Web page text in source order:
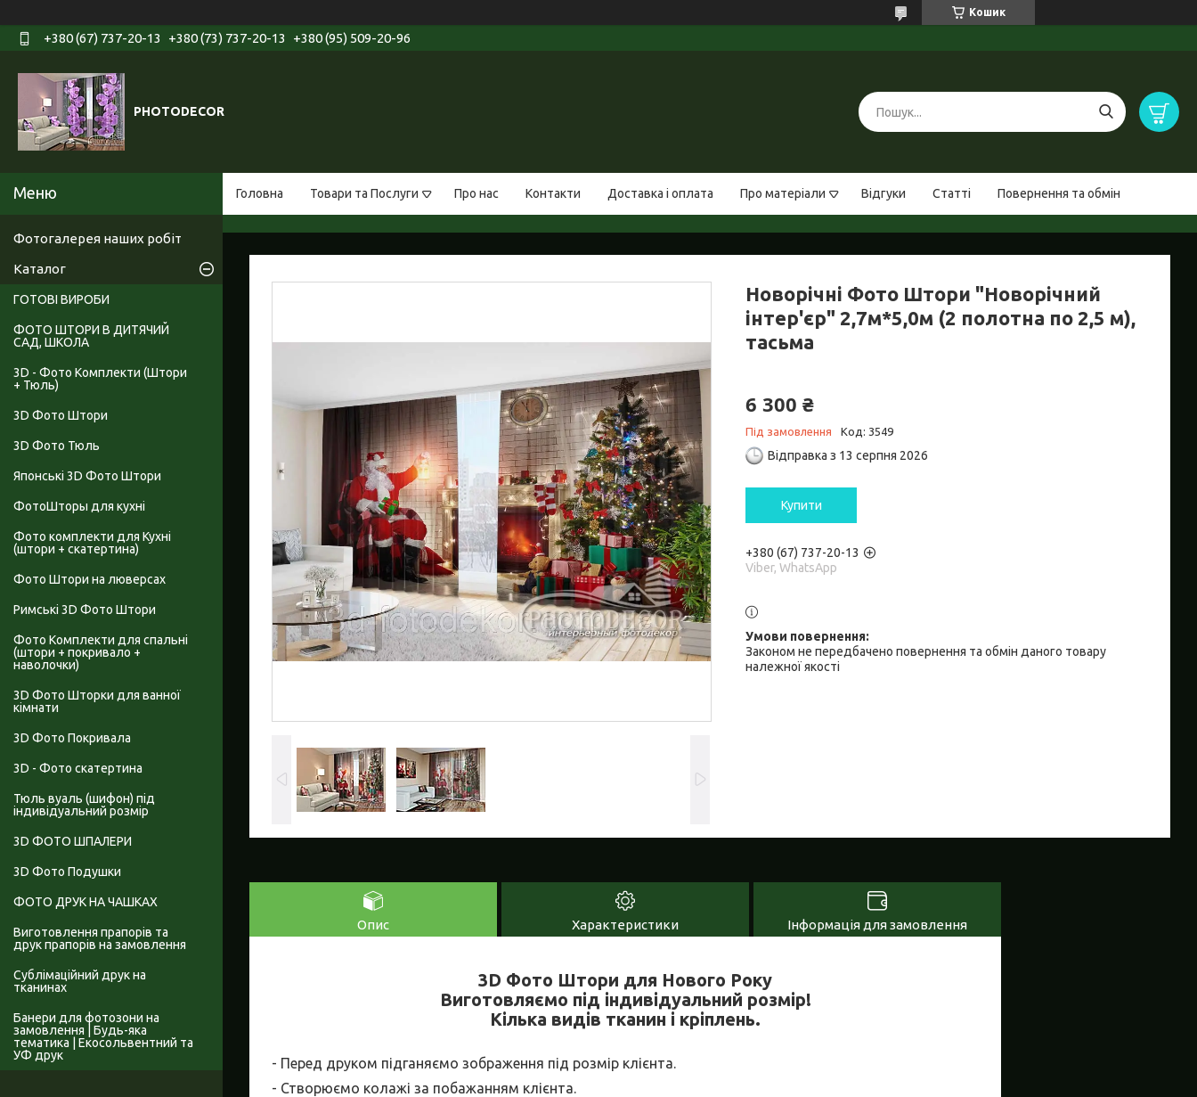
Кошик
+380 (67) 737-20-13 +380 (73) 737-20-13 +380 (95) 509-20-96
PHOTODECOR
Головна Товари та Послуги Про нас Контакти Доставка і оплата Про матеріали Відгуки Статті Повернення та обмін
Новорічні Фото Штори "Новорічний
інтер'єр" 2,7м*5,0м (2 полотна по 2,5 м),
тасьма
6 300 ₴
Під замовлення Код: 3549
Відправка з 13 серпня 2026
Купити
+380 (67) 737-20-13
Viber, WhatsApp
Законом не передбачено повернення та обмін даного товару
належної якості
Опис Характеристики Інформація для замовлення
3D Фото Штори для Нового Року
Виготовляємо під індивідуальний розмір!
Кілька видів тканин і кріплень.
- Перед друком підганяємо зображення під розмір клієнта.
- Створюємо колажі за побажанням клієнта.
Фотогалерея наших робіт
Каталог
ГОТОВІ ВИРОБИ
ФОТО ШТОРИ В ДИТЯЧИЙ
САД, ШКОЛА
3D - Фото Комплекти (Штори
+ Тюль)
3D Фото Штори
3D Фото Тюль
Японські 3D Фото Штори
ФотоШторы для кухні
Фото комплекти для Кухні
(штори + скатертина)
Фото Штори на люверсах
Римські 3D Фото Штори
Фото Комплекти для спальні
(штори + покривало +
наволочки)
3D Фото Шторки для ванної
кімнати
3D Фото Покривала
3D - Фото скатертина
Тюль вуаль (шифон) під
індивідуальний розмір
3D ФОТО ШПАЛЕРИ
3D Фото Подушки
ФОТО ДРУК НА ЧАШКАХ
Виготовлення прапорів та
друк прапорів на замовлення
Сублімаційний друк на
тканинах
Банери для фотозони на
замовлення | Будь-яка
тематика | Екосольвентний та
УФ друк